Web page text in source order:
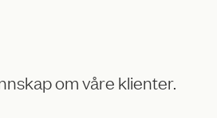
om våre klienter.